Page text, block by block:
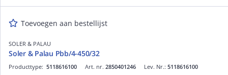
Toevoegen aan bestellijst
SOLER & PALAU
Soler & Palau Pbb/4-450/32
Art. nr. 2850401246
Producttype: 5118616100 Lev. Nr.: 5118616100